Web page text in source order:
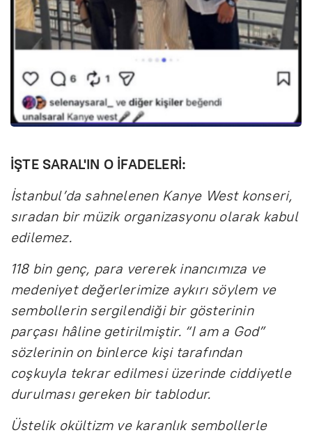
İŞTE SARAL'IN O İFADELERİ:
İstanbul’da sahnelenen Kanye West konseri,
sıradan bir müzik organizasyonu olarak kabul
edilemez.
118 bin genç, para vererek inancımıza ve
medeniyet değerlerimize aykırı söylem ve
sembollerin sergilendiği bir gösterinin
parçası hâline getirilmiştir. “I am a God”
sözlerinin on binlerce kişi tarafından
coşkuyla tekrar edilmesi üzerinde ciddiyetle
durulması gereken bir tablodur.
Üstelik okültizm ve karanlık sembollerle